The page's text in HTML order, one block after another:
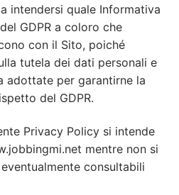
intendersi quale Informativa
GDPR a coloro che
con il Sito, poiché
tutela dei dati personali e
adottate per garantirne la
del GDPR.
Privacy Policy si intende
mentre non si
consultabili